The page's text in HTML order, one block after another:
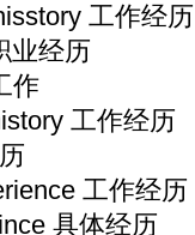
工作经历
业经历
作
工作经历
工作经历
具体经历